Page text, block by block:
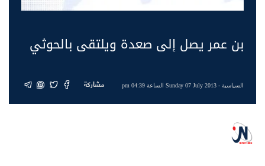
بن عمر يصل إلى صعدة ويلتقى بالحوثي
السياسية- Sunday 07 July 2013 الساعة 04:39 pm مشاركة